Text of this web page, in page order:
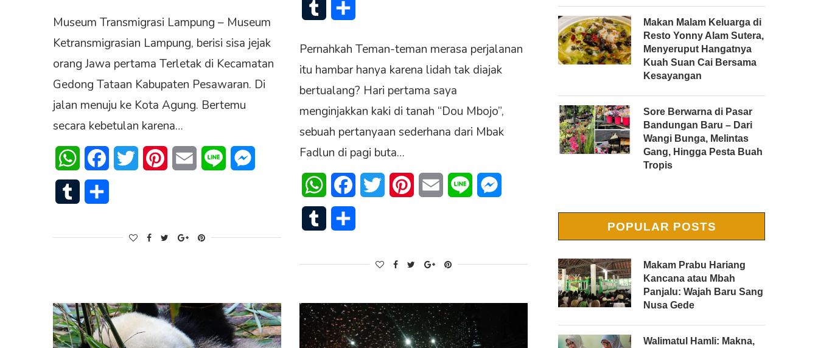
Museum Transmigrasi Lampung – Museum
Ketransmigrasian Lampung, berisi sisa jejak
orang Jawa pertama Terletak di Kecamatan
Gedong Tataan Kabupaten Pesawaran. Di
jalan menuju ke Kota Agung. Bertemu
secara kebetulan karena…
WhatsAppFacebookTwitter PinterestEmail Line Messenger
Tumblr
Tumblr
Pernahkah Teman-teman merasa perjalanan
itu hambar hanya karena lidah tak diajak
bertualang? Hari pertama saya
menginjakkan kaki di tanah “Dou Mbojo”,
sebuah pertanyaan sederhana dari Mbak
Fadlun di pagi buta…
WhatsAppFacebookTwitter PinterestEmail Line
Tumblr
Makan Malam Keluarga di
Resto Yonny Alam Sutera,
Menyeruput Hangatnya
Kuah Suan Cai Bersama
Kesayangan
Sore Berwarna di Pasar
Bandungan Baru – Dari
Wangi Bunga, Melintas
Gang, Hingga Pesta Buah
Tropis
POPULAR POSTS
Makam Prabu Hariang
Kancana atau Mbah
Panjalu: Wajah Baru Sang
Nusa Gede
Walimatul Hamli: Makna,